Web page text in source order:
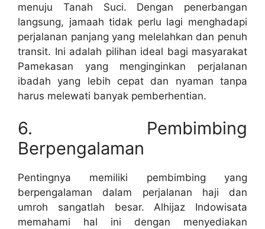
menuju Tanah Suci. Dengan penerbangan
langsung, jamaah tidak perlu lagi menghadapi
perjalanan panjang yang melelahkan dan penuh
transit. Ini adalah pilihan ideal bagi masyarakat
Pamekasan yang menginginkan perjalanan
ibadah yang lebih cepat dan nyaman tanpa
harus melewati banyak pemberhentian.
6. Pembimbing
Berpengalaman
Pentingnya memiliki pembimbing yang
berpengalaman dalam perjalanan haji dan
umroh sangatlah besar. Alhijaz Indowisata
memahami hal ini dengan menyediakan